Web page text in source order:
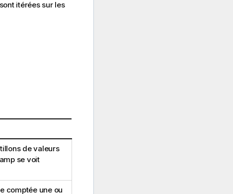
itérées sur les
de valeurs
se voit
comptée une ou